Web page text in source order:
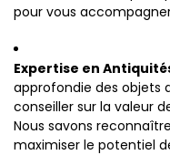
pour vous
Expertise en
approfondie des objets
conseiller sur la valeur
Nous savons
maximiser le potentiel